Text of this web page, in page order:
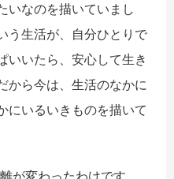
いなのを描いていまし
う生活が、自分ひとりで
いいたら、安心して生き
から今は、生活のなかに
にいるいきものを描いて